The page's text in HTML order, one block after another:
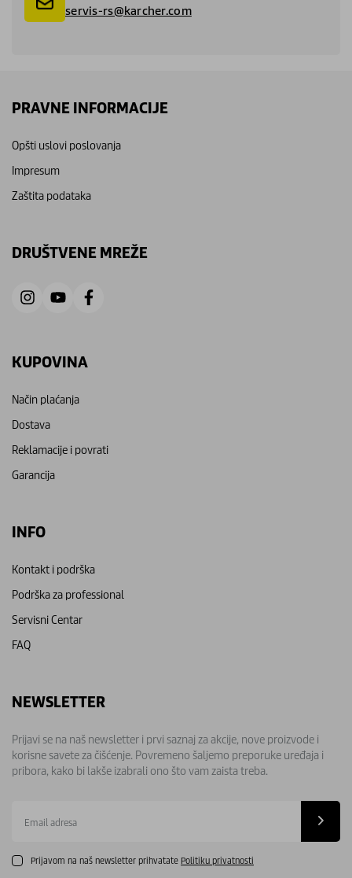
servis-rs@karcher.com
PRAVNE INFORMACIJE
Opšti uslovi poslovanja
Impresum
Zaštita podataka
DRUŠTVENE MREŽE
KUPOVINA
Način plaćanja
Dostava
Reklamacije i povrati
Garancija
INFO
Kontakt i podrška
Podrška za professional
Servisni Centar
FAQ
NEWSLETTER
Prijavi se na naš newsletter i prvi saznaj za akcije, nove proizvode i
korisne savete za čišćenje. Povremeno šaljemo preporuke uređaja i
pribora, kako bi lakše izabrali ono što vam zaista treba.
adresa
Prijavom na naš newsletter prihvatate Politiku privatnosti